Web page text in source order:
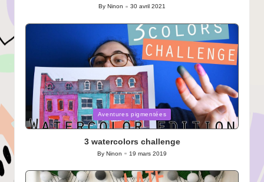
Posted
By Ninon 30 avril 2021
Posted
in
Aventures pigmentées
3 watercolors challenge
Posted
By Ninon 19 mars 2019